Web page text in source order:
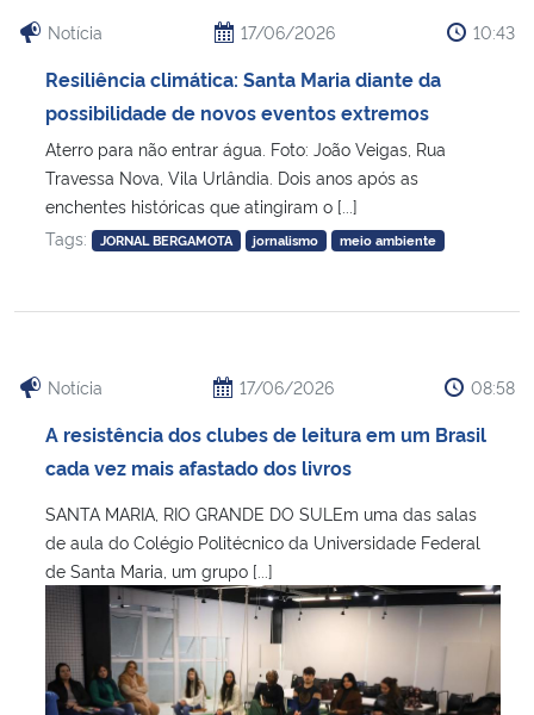
Notícia 17/06/2026 10:43
Resiliência climática: Santa Maria diante da
possibilidade de novos eventos extremos
Aterro para não entrar água. Foto: João Veigas, Rua
Travessa Nova, Vila Urlândia. Dois anos após as
enchentes históricas que atingiram o [...]
Tags:
JORNAL BERGAMOTA jornalismo meio ambiente
Notícia 17/06/2026 08:58
A resistência dos clubes de leitura em um Brasil
cada vez mais afastado dos livros
SANTA MARIA, RIO GRANDE DO SULEm uma das salas
de aula do Colégio Politécnico da Universidade Federal
de Santa Maria, um grupo [...]